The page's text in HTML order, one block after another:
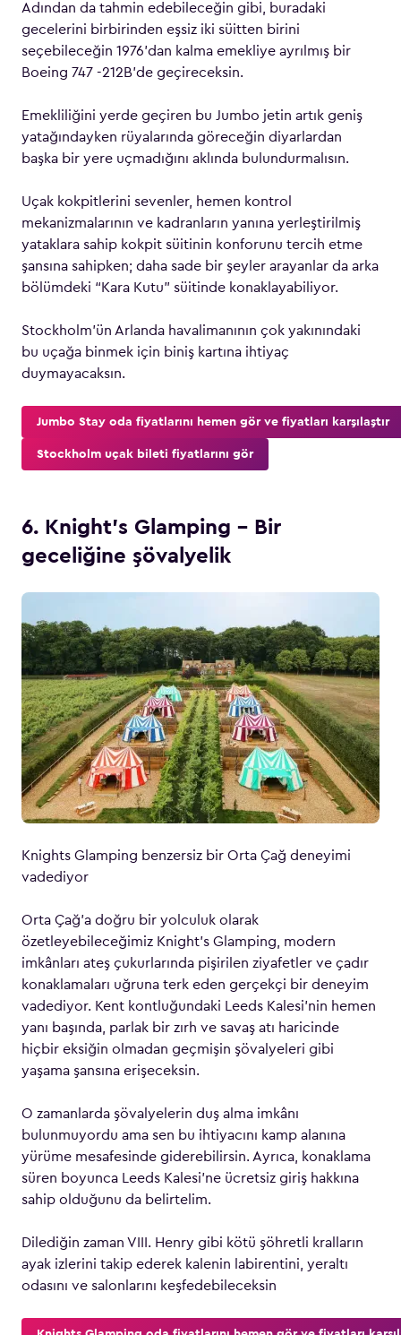
Adından da tahmin edebileceğin gibi, buradaki
gecelerini birbirinden eşsiz iki süitten birini
seçebileceğin 1976’dan kalma emekliye ayrılmış bir
Boeing 747 -212B’de geçireceksin.
Emekliliğini yerde geçiren bu Jumbo jetin artık geniş
yatağındayken rüyalarında göreceğin diyarlardan
başka bir yere uçmadığını aklında bulundurmalısın.
Uçak kokpitlerini sevenler, hemen kontrol
mekanizmalarının ve kadranların yanına yerleştirilmiş
yataklara sahip kokpit süitinin konforunu tercih etme
şansına sahipken; daha sade bir şeyler arayanlar da arka
bölümdeki “Kara Kutu” süitinde konaklayabiliyor.
Stockholm’ün Arlanda havalimanının çok yakınındaki
bu uçağa binmek için biniş kartına ihtiyaç
duymayacaksın.
Jumbo Stay oda fiyatlarını hemen gör ve fiyatları karşılaştır
Stockholm uçak bileti fiyatlarını gör
6. Knight’s Glamping – Bir
geceliğine şövalyelik
Knights Glamping benzersiz bir Orta Çağ deneyimi
vadediyor
Orta Çağ’a doğru bir yolculuk olarak
özetleyebileceğimiz Knight’s Glamping, modern
imkânları ateş çukurlarında pişirilen ziyafetler ve çadır
konaklamaları uğruna terk eden gerçekçi bir deneyim
vadediyor. Kent kontluğundaki Leeds Kalesi’nin hemen
yanı başında, parlak bir zırh ve savaş atı haricinde
hiçbir eksiğin olmadan geçmişin şövalyeleri gibi
yaşama şansına erişeceksin.
O zamanlarda şövalyelerin duş alma imkânı
bulunmuyordu ama sen bu ihtiyacını kamp alanına
yürüme mesafesinde giderebilirsin. Ayrıca, konaklama
süren boyunca Leeds Kalesi’ne ücretsiz giriş hakkına
sahip olduğunu da belirtelim.
Dilediğin zaman VIII. Henry gibi kötü şöhretli kralların
ayak izlerini takip ederek kalenin labirentini, yeraltı
odasını ve salonlarını keşfedebileceksin